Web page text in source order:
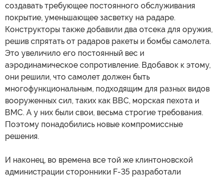
создавать требующее постоянного обслуживания
покрытие, уменьшающее засветку на радаре.
Конструкторы также добавили два отсека для оружия,
решив спрятать от радаров ракеты и бомбы самолета.
Это увеличило его постоянный вес и
аэродинамическое сопротивление. Вдобавок к этому,
они решили, что самолет должен быть
многофункциональным, подходящим для разных видов
вооруженных сил, таких как ВВС, морская пехота и
ВМС. А у них были свои, весьма строгие требования.
Поэтому понадобились новые компромиссные
решения.
И наконец, во времена все той же клинтоновской
администрации сторонники F-35 разработали